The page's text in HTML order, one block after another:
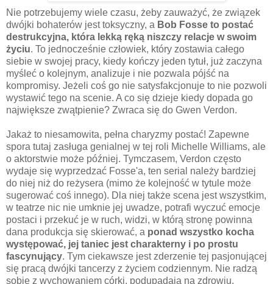
Nie potrzebujemy wiele czasu, żeby zauważyć, że związek
dwójki bohaterów jest toksyczny, a Bob Fosse to postać
destrukcyjna, która lekką ręką niszczy relacje w swoim
życiu. To jednocześnie człowiek, który zostawia całego
siebie w swojej pracy, kiedy kończy jeden tytuł, już zaczyna
myśleć o kolejnym, analizuje i nie pozwala pójść na
kompromisy. Jeżeli coś go nie satysfakcjonuje to nie pozwoli
wystawić tego na scenie. A co się dzieje kiedy dopada go
największe zwątpienie? Zwraca się do Gwen Verdon.
Jakaż to niesamowita, pełna charyzmy postać! Zapewne
spora tutaj zasługa genialnej w tej roli Michelle Williams, ale
o aktorstwie może później. Tymczasem, Verdon często
wydaje się wyprzedzać Fosse'a, ten serial należy bardziej
do niej niż do reżysera (mimo że kolejność w tytule może
sugerować coś innego). Dla niej także scena jest wszystkim,
w teatrze nic nie umknie jej uwadze, potrafi wyczuć emocje
postaci i przekuć je w ruch, widzi, w którą stronę powinna
dana produkcja się skierować, a ponad wszystko kocha
występować, jej taniec jest charakterny i po prostu
fascynujący. Tym ciekawsze jest zderzenie tej pasjonującej
się pracą dwójki tancerzy z życiem codziennym. Nie radzą
sobie z wychowaniem córki, podupadają na zdrowiu,